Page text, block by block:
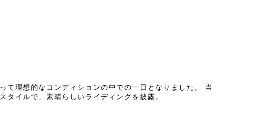
て理想的なコンディションの中での一日となりました。 当
イルで、素晴らしいライディングを披露。